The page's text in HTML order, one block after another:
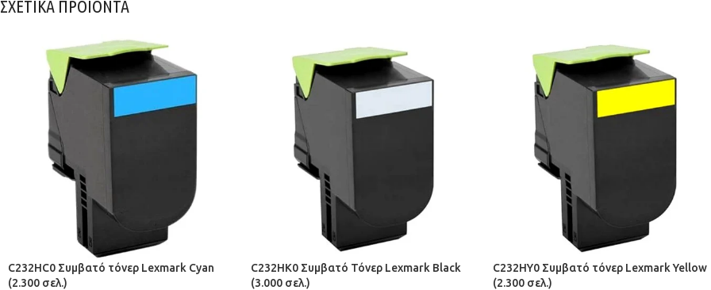
ΣΧΕΤΙΚΑ ΠΡΟΪΟΝΤΑ
C232HC0 Συμβατό τόνερ Lexmark Cyan
(2.300 σελ.)
C232HK0 Συμβατό Τόνερ Lexmark Black
(3.000 σελ.)
C232HY0 Συμβατό τόνερ Lexmark Yellow
(2.300 σελ.)